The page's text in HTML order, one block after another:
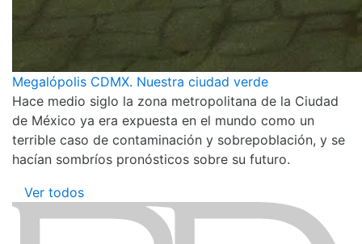
Megalópolis CDMX. Nuestra ciudad verde
Hace medio siglo la zona metropolitana de la Ciudad
de México ya era expuesta en el mundo como un
terrible caso de contaminación y sobrepoblación, y se
hacían sombríos pronósticos sobre su futuro.
Ver todos